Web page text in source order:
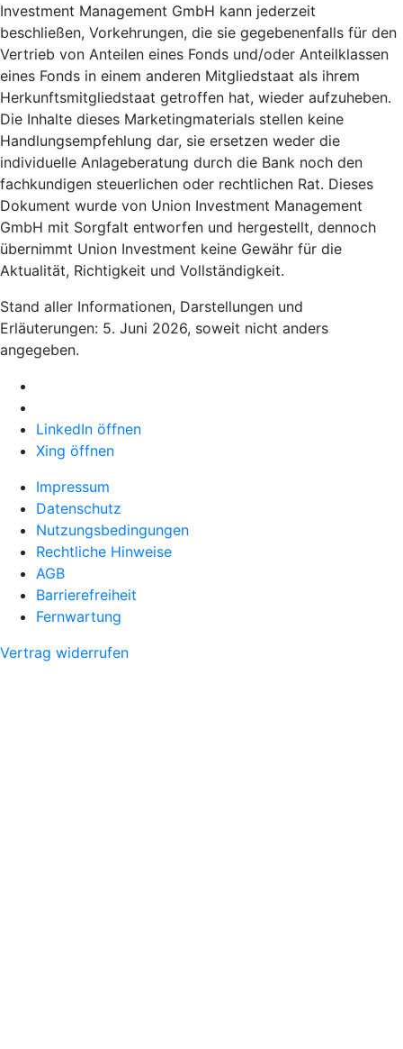
Investment Management GmbH kann jederzeit
beschließen, Vorkehrungen, die sie gegebenenfalls für den
Vertrieb von Anteilen eines Fonds und/oder Anteilklassen
eines Fonds in einem anderen Mitgliedstaat als ihrem
Herkunftsmitgliedstaat getroffen hat, wieder aufzuheben.
Die Inhalte dieses Marketingmaterials stellen keine
Handlungsempfehlung dar, sie ersetzen weder die
individuelle Anlageberatung durch die Bank noch den
fachkundigen steuerlichen oder rechtlichen Rat. Dieses
Dokument wurde von Union Investment Management
GmbH mit Sorgfalt entworfen und hergestellt, dennoch
übernimmt Union Investment keine Gewähr für die
Aktualität, Richtigkeit und Vollständigkeit.
Stand aller Informationen, Darstellungen und
Erläuterungen: 5. Juni 2026, soweit nicht anders
angegeben.
LinkedIn öffnen
Xing öffnen
Impressum
Datenschutz
Nutzungsbedingungen
Rechtliche Hinweise
AGB
Barrierefreiheit
Fernwartung
Vertrag widerrufen